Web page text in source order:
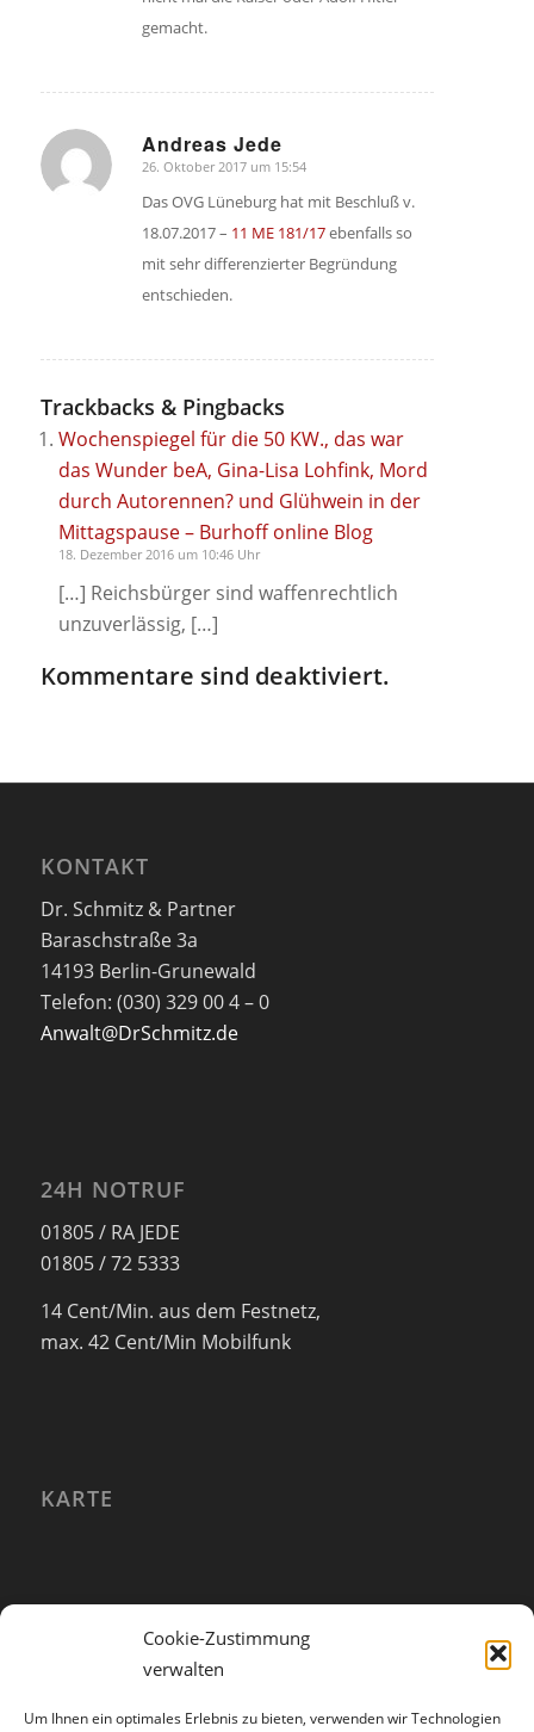
Cookie-Zustimmung
verwalten
Um Ihnen ein optimales Erlebnis zu bieten, verwenden wir Technologien
gemacht.
Andreas Jede
sagte:
26. Oktober 2017 um 15:54
Das OVG Lüneburg hat mit Beschluß v.
18.07.2017 – 11 ME 181/17ebenfalls so
mit sehr differenzierter Begründung
entschieden.
Trackbacks & Pingbacks
Wochenspiegel für die 50 KW., das war
das Wunder beA, Gina-Lisa Lohfink, Mord
durch Autorennen? und Glühwein in der
Mittagspause – Burhoff online Blog
18. Dezember 2016 um 10:46 Uhr
[…] Reichsbürger sind waffenrechtlich
unzuverlässig, […]
Kommentare sind deaktiviert.
KONTAKT
Dr. Schmitz & Partner
Baraschstraße 3a
14193 Berlin-Grunewald
Telefon: (030) 329 00 4 – 0
Anwalt@DrSchmitz.de
24H NOTRUF
01805 / RA JEDE
01805 / 72 5333
14 Cent/Min. aus dem Festnetz,
max. 42 Cent/Min Mobilfunk
KARTE